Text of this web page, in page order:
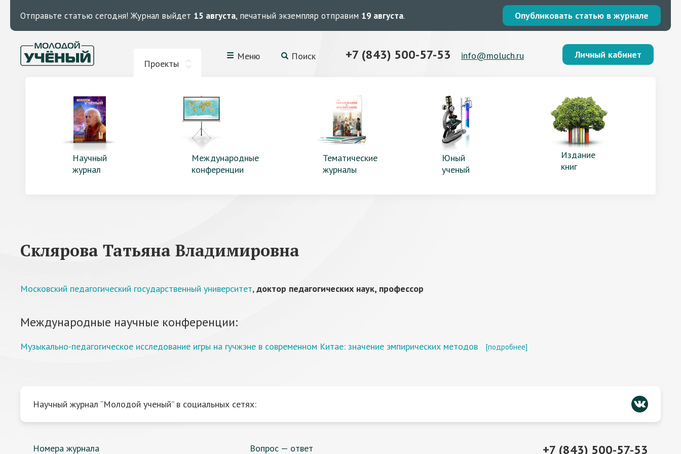
Отправьте статью сегодня! Журнал выйдет 15 августа, печатный экземпляр отправим 19 августа. Опубликовать статью в журнале
Проекты
Меню Поиск +7 (843) 500-57-53 info@moluch.ru Личный кабинет
Научный
журнал
Международные
конференции
Тематические
журналы
Юный
ученый
Издание
книг
Cклярова Татьяна Владимировна
Московский педагогический государственный университет,доктор педагогических наук, профессор
Международные научные конференции:
Музыкально-педагогическое исследование игры на гучжэне в современном Китае: значение эмпирических методов [подробнее]
Научный журнал “Молодой ученый” в социальных сетях:
Номера журнала Вопрос — ответ +7 (843) 500-57-53